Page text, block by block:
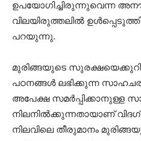
ഉപയോഗിച്ചിരുന്നുവെന്ന
വിലയിരുത്തലില്‍
പറയുന്നു.
മുരിങ്ങയുടെ
പഠനങ്ങള്‍ ലഭിക്കുന്ന
അപേക്ഷ സമര്‍പ്പിക്കാനുള്ള
നിലനില്‍ക്കുന്നതായാണ്
നിലവിലെ തീരുമാനം